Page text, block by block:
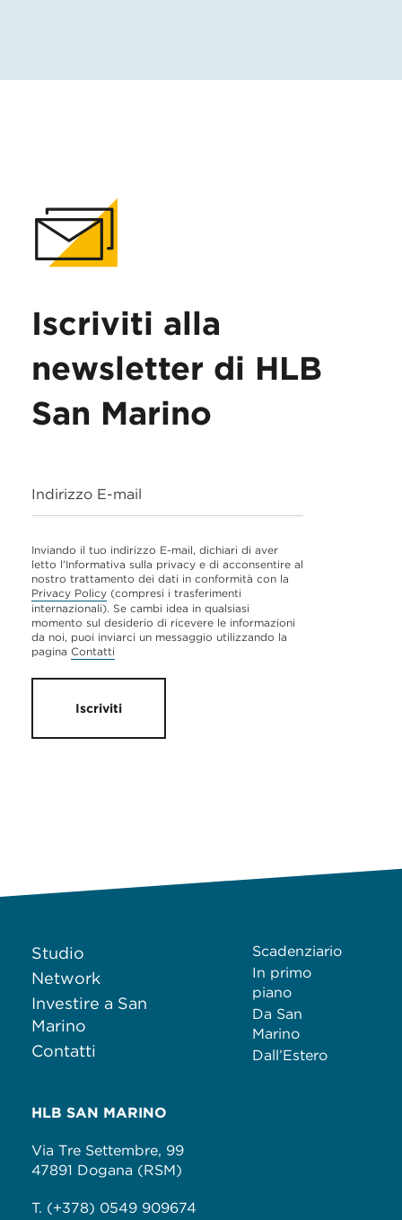
Iscriviti alla
newsletter di HLB
San Marino
Indirizzo E-mail
Inviando il tuo indirizzo E-mail, dichiari di aver
letto l'Informativa sulla privacy e di acconsentire al
nostro trattamento dei dati in conformità con la
Privacy Policy (compresi i trasferimenti
internazionali). Se cambi idea in qualsiasi
momento sul desiderio di ricevere le informazioni
da noi, puoi inviarci un messaggio utilizzando la
pagina Contatti
Iscriviti
Studio
Network
Investire a San
Marino
Contatti
Scadenziario
In primo
piano
Da San
Marino
Dall’Estero
HLB SAN MARINO
Via Tre Settembre, 99
47891 Dogana (RSM)
T. (+378) 0549 909674